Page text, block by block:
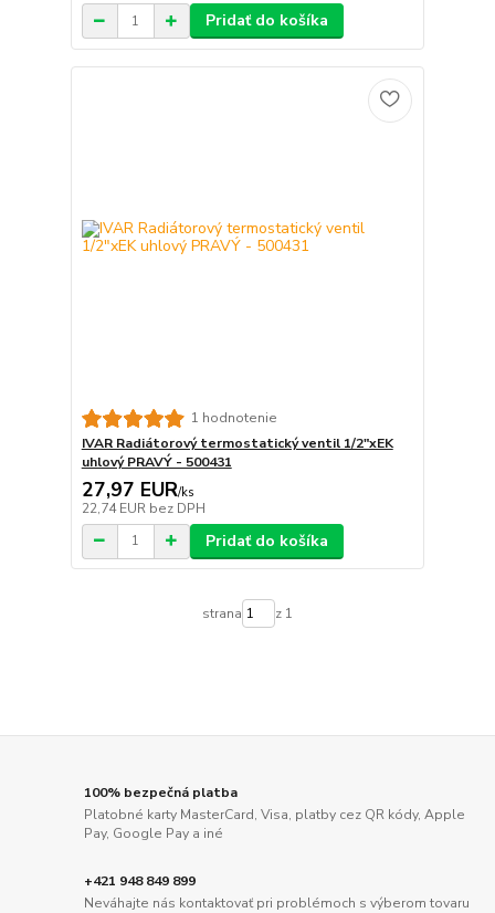
Pridať do košíka
1 hodnotenie
IVAR Radiátorový termostatický ventil 1/2"xEK
uhlový PRAVÝ - 500431
27,97 EUR/ks
22,74 EUR bez DPH
Pridať do košíka
strana z 1
100% bezpečná platba
Platobné karty MasterCard, Visa, platby cez QR kódy, Apple
Pay, Google Pay a iné
+421 948 849 899
Neváhajte nás kontaktovať pri problémoch s výberom tovaru